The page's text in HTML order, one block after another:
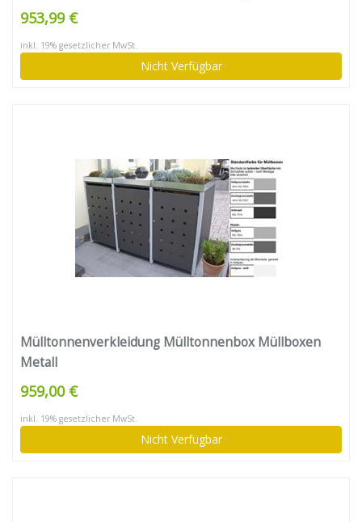
108x61x76cm – Stahl anthrazit
953,99 €
inkl. 19% gesetzlicher MwSt.
Nicht Verfügbar
Mülltonnenverkleidung Mülltonnenbox Müllboxen
Metall
959,00 €
inkl. 19% gesetzlicher MwSt.
Nicht Verfügbar